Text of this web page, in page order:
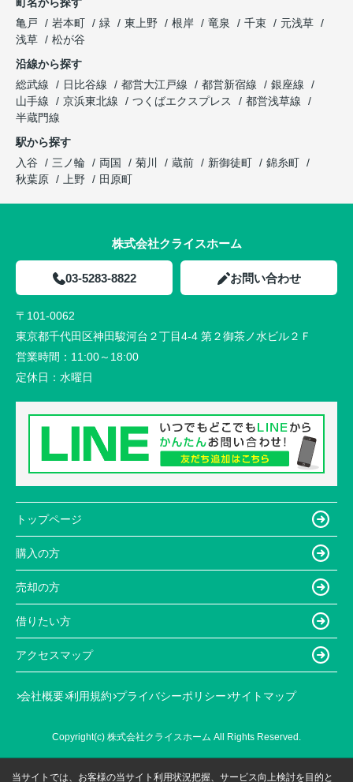
町名から探す
亀戸
岩本町 緑 東上野 根岸 竜泉 千束
元浅草
浅草
松が谷
沿線から探す
総武線
日比谷線 都営大江戸線 都営新宿線
銀座線
山手線
京浜東北線 つくばエクスプレス
都営浅草線
半蔵門線
駅から探す
入谷
三ノ輪 両国 菊川 蔵前 新御徒町
錦糸町
秋葉原
上野 田原町
株式会社クライスホーム
03-5283-8822 お問い合わせ
〒101-0062
東京都千代田区神田駿河台２丁目4-4 第２御茶ノ水ビル２Ｆ
営業時間： 11:00～18:00
定休日： 水曜日
トップページ
購入の方
売却の方
借りたい方
アクセスマップ
会社概要 利用規約 プライバシーポリシー サイトマップ
Copyright(c) 株式会社クライスホーム All Rights Reserved.
当サイトでは、お客様の当サイト利用状況把握、サービス向上検討を目的と